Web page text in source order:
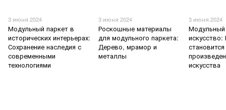
3 июня 2024
Модульный паркет в
исторических интерьерах:
Сохранение наследия с
современными
технологиями
3 июня 2024
Роскошные материалы
для модульного паркета:
Дерево, мрамор и
металлы
3 июня 2024
Модульный
становится
искусства